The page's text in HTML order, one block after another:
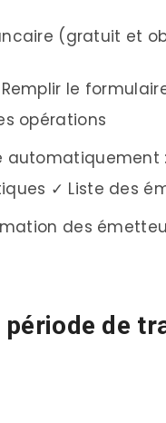
(gratuit et
le
opérations
✓ Liste des
des
période de